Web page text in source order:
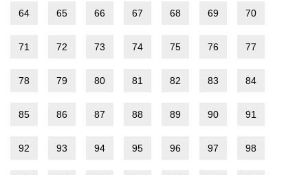
64 65 66 67 68 69 70
71 72 73 74 75 76 77
78 79 80 81 82 83 84
85 86 87 88 89 90 91
92 93 94 95 96 97 98